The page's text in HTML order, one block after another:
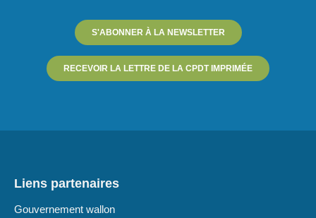
S'ABONNER À LA NEWSLETTER
RECEVOIR LA LETTRE DE LA CPDT IMPRIMÉE
Liens partenaires
Gouvernement wallon